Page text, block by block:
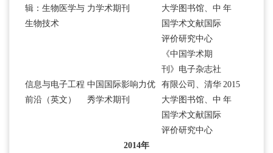
辑：生物医学与
生物技术
力学术期刊
大学图书馆、中
国学术文献国际
评价研究中心
年
信息与电子工程
前沿（英文）
中国国际影响力优
秀学术期刊
《中国学术期
刊》电子杂志社
有限公司、清华
大学图书馆、中
国学术文献国际
评价研究中心
2015
年
2014年